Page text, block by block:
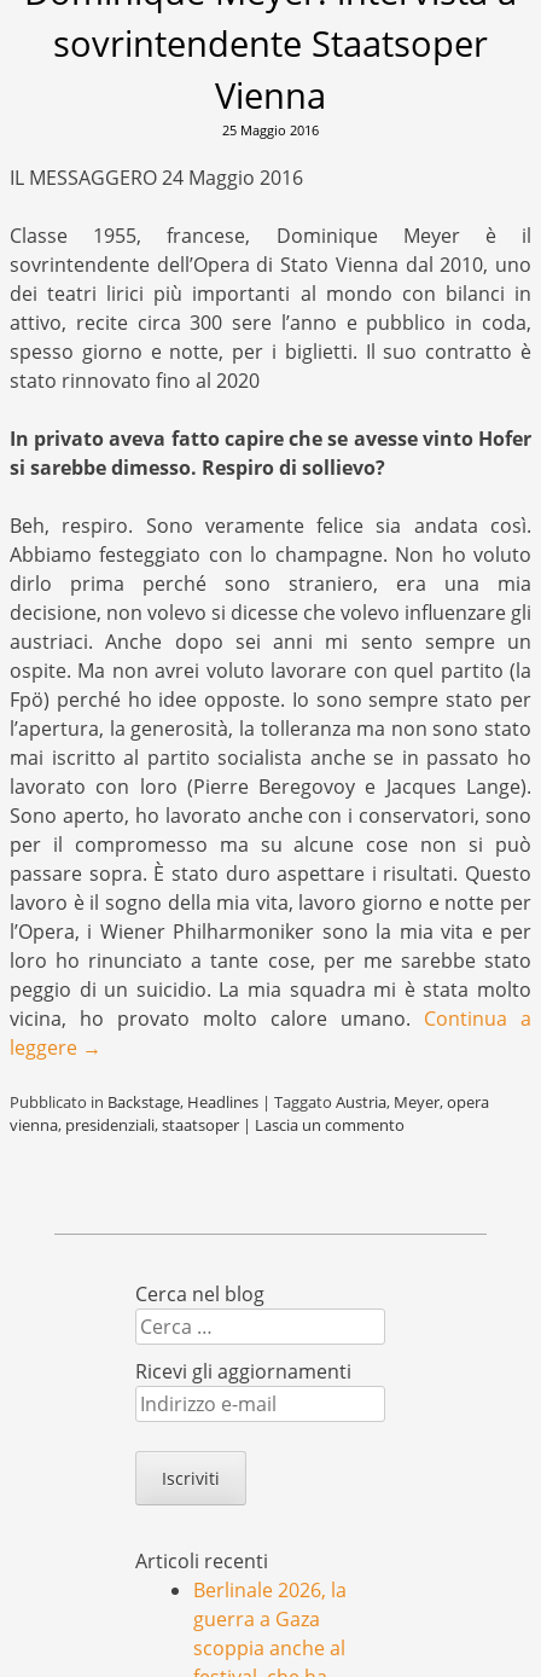
sovrintendente Staatsoper
Vienna
25 Maggio 2016
IL MESSAGGERO 24 Maggio 2016
Classe 1955, francese, Dominique Meyer è il
sovrintendente dell’Opera di Stato Vienna dal 2010, uno
dei teatri lirici più importanti al mondo con bilanci in
attivo, recite circa 300 sere l’anno e pubblico in coda,
spesso giorno e notte, per i biglietti. Il suo contratto è
stato rinnovato fino al 2020
In privato aveva fatto capire che se avesse vinto Hofer
si sarebbe dimesso. Respiro di sollievo?
Beh, respiro. Sono veramente felice sia andata così.
Abbiamo festeggiato con lo champagne. Non ho voluto
dirlo prima perché sono straniero, era una mia
decisione, non volevo si dicesse che volevo influenzare gli
austriaci. Anche dopo sei anni mi sento sempre un
ospite. Ma non avrei voluto lavorare con quel partito (la
Fpö) perché ho idee opposte. Io sono sempre stato per
l’apertura, la generosità, la tolleranza ma non sono stato
mai iscritto al partito socialista anche se in passato ho
lavorato con loro (Pierre Beregovoy e Jacques Lange).
Sono aperto, ho lavorato anche con i conservatori, sono
per il compromesso ma su alcune cose non si può
passare sopra. È stato duro aspettare i risultati. Questo
lavoro è il sogno della mia vita, lavoro giorno e notte per
l’Opera, i Wiener Philharmoniker sono la mia vita e per
loro ho rinunciato a tante cose, per me sarebbe stato
peggio di un suicidio. La mia squadra mi è stata molto
vicina, ho provato molto calore umano. Continua a
leggere →
Pubblicato in Backstage, Headlines | Taggato Austria, Meyer,opera
vienna, presidenziali,staatsoper | Lascia un commento
Cerca nel blog
Cerca
Ricevi gli aggiornamenti
Indirizzo
e-
mail
Articoli recenti
Berlinale 2026, la
guerra a Gaza
scoppia anche al